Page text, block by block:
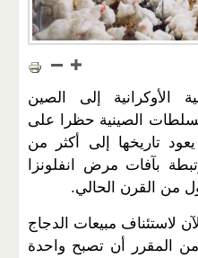
الأوكرانية إلى الصين
الصينية حظرا على
تاريخها إلى أكثر من
بآفات مرض انفلونزا
من القرن الحالي.
لاستئناف مبيعات الدجاج
من المقرر أن تصبح واحدة